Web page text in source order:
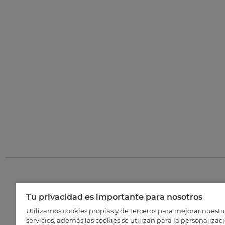
Tu privacidad es importante para nosotros
Utilizamos cookies propias y de terceros para mejorar
servicios, además las cookies se utilizan para la